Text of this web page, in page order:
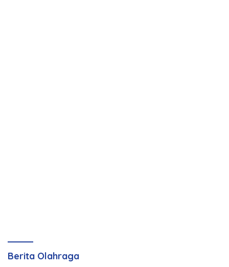
Berita Olahraga